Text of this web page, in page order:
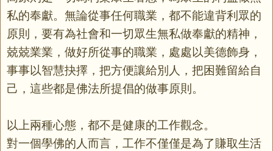
私的奉獻。無論從事任何職業，都不能違背利眾的
原則，要有為社會和一切眾生無私做奉獻的精神，
兢兢業業，做好所從事的職業，處處以美德飾身，
事事以智慧抉擇，把方便讓給別人，把困難留給自
己，這些都是佛法所提倡的做事原則。
以上兩種心態，都不是健康的工作觀念。
對一個學佛的人而言，工作不僅僅是為了賺取生活